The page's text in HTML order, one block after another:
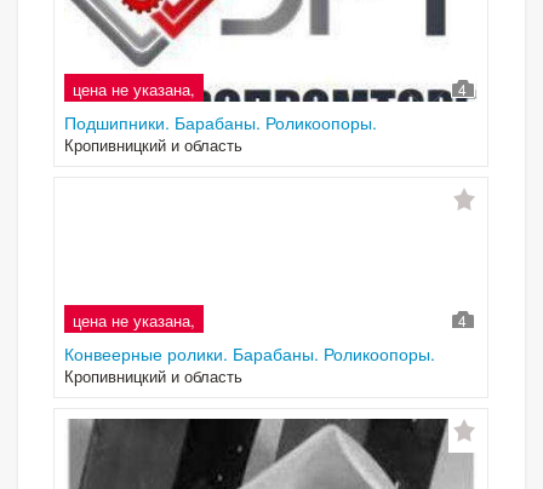
цена не указана, 4
Подшипники. Барабаны. Роликоопоры.
Кропивницкий и область
цена не указана, 4
Конвеерные ролики. Барабаны. Роликоопоры.
Кропивницкий и область